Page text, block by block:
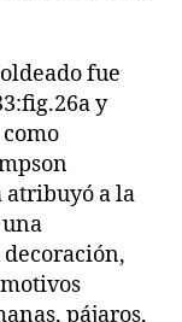
fue
y
atribuyó a la
pájaros,